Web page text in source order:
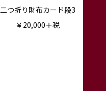
二つ折り財布カード段3
￥20,000＋税